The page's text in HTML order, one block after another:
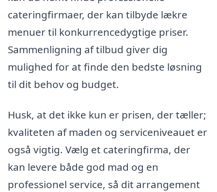
cateringfirmaer, der kan tilbyde lækre
menuer til konkurrencedygtige priser.
Sammenligning af tilbud giver dig
mulighed for at finde den bedste løsning
til dit behov og budget.
Husk, at det ikke kun er prisen, der tæller;
kvaliteten af maden og serviceniveauet er
også vigtig. Vælg et cateringfirma, der
kan levere både god mad og en
professionel service, så dit arrangement